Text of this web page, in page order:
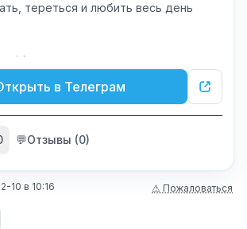
тереться и любить весь день
@ai_harem
в Телеграм
💬Отзывы (0)
10 в 10:16 ⚠ Пожаловаться